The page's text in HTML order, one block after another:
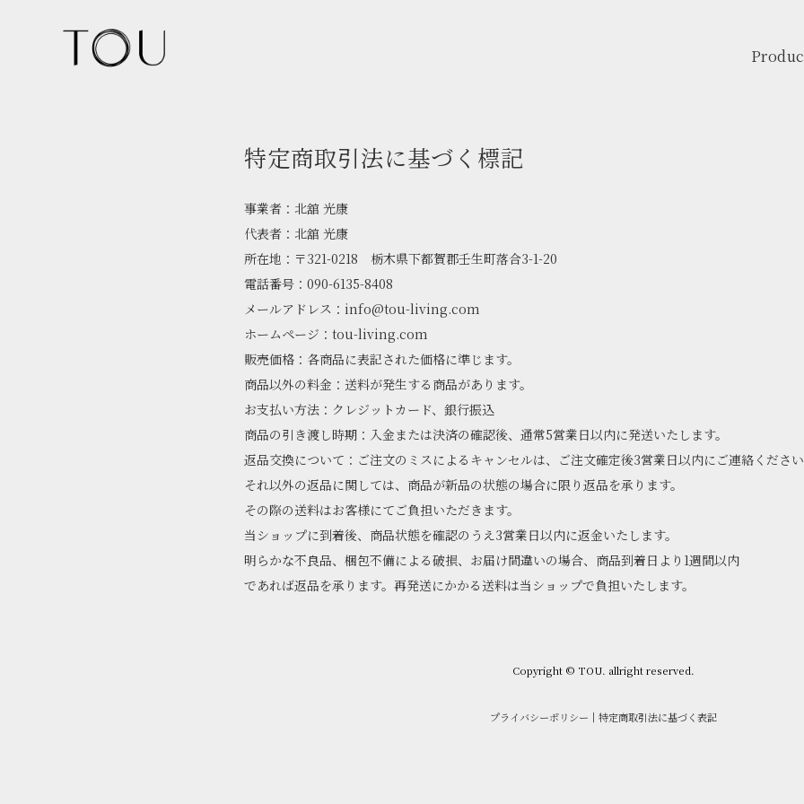
特定商取引法に基づく標記
事業者：北舘 光康
代表者：北舘 光康
所在地：〒321-0218 栃木県下都賀郡壬生町落合3-1-20
電話番号：090-6135-8408
メールアドレス：info@tou-living.com
ホームページ：tou-living.com
販売価格：各商品に表記された価格に準じます。
商品以外の料金：送料が発生する商品があります。
お支払い方法：クレジットカード、銀行振込
商品の引き渡し時期：入金または決済の確認後、通常5営業日以内に発送いたします。
返品交換について：ご注文のミスによるキャンセルは、ご注文確定後3営業日以内にご連絡くださ
それ以外の返品に関しては、商品が新品の状態の場合に限り返品を承ります。
その際の送料はお客様にてご負担いただきます。
当ショップに到着後、商品状態を確認のうえ3営業日以内に返金いたします。
明らかな不良品、梱包不備による破損、お届け間違いの場合、商品到着日より1週間以内
であれば返品を承ります。再発送にかかる送料は当ショップで負担いたします。
Copyright © TOU. allright reserved.
プライバシーポリシー ｜ 特定商取引法に基づく表記